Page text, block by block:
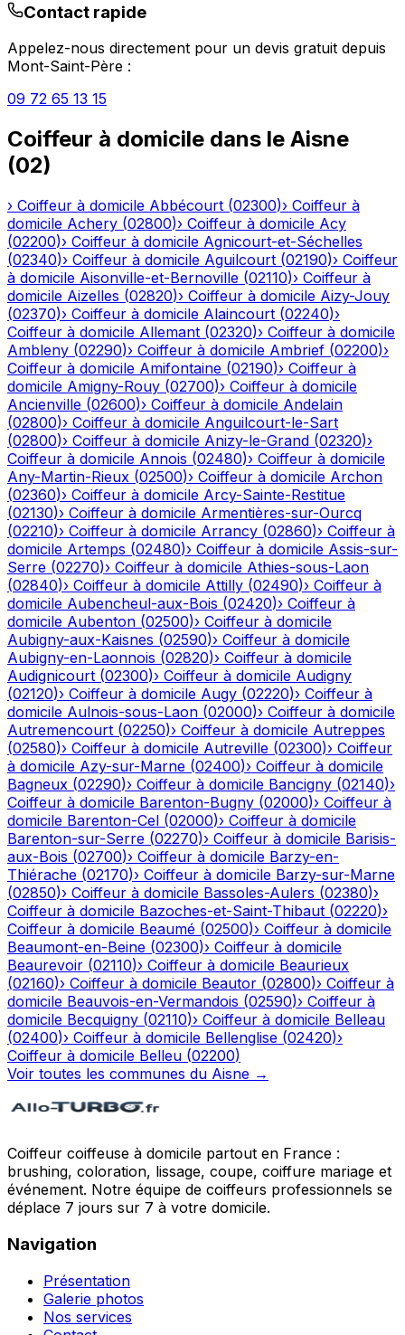
Contact rapide
Appelez-nous directement pour un devis gratuit depuis
Mont-Saint-Père :
09 72 65 13 15
Coiffeur à domicile dans le Aisne
(02)
› Coiffeur à domicile Abbécourt (02300)› Coiffeur à
domicile Achery (02800)› Coiffeur à domicile Acy
(02200)› Coiffeur à domicile Agnicourt-et-Séchelles
(02340)› Coiffeur à domicile Aguilcourt (02190)› Coiffeur
à domicile Aisonville-et-Bernoville (02110)› Coiffeur à
domicile Aizelles (02820)› Coiffeur à domicile Aizy-Jouy
(02370)› Coiffeur à domicile Alaincourt (02240)›
Coiffeur à domicile Allemant (02320)› Coiffeur à domicile
Ambleny (02290)› Coiffeur à domicile Ambrief (02200)›
Coiffeur à domicile Amifontaine (02190)› Coiffeur à
domicile Amigny-Rouy (02700)› Coiffeur à domicile
Ancienville (02600)› Coiffeur à domicile Andelain
(02800)› Coiffeur à domicile Anguilcourt-le-Sart
(02800)› Coiffeur à domicile Anizy-le-Grand (02320)›
Coiffeur à domicile Annois (02480)› Coiffeur à domicile
Any-Martin-Rieux (02500)› Coiffeur à domicile Archon
(02360)› Coiffeur à domicile Arcy-Sainte-Restitue
(02130)› Coiffeur à domicile Armentières-sur-Ourcq
(02210)› Coiffeur à domicile Arrancy (02860)› Coiffeur à
domicile Artemps (02480)› Coiffeur à domicile Assis-sur-
Serre (02270)› Coiffeur à domicile Athies-sous-Laon
(02840)› Coiffeur à domicile Attilly (02490)› Coiffeur à
domicile Aubencheul-aux-Bois (02420)› Coiffeur à
domicile Aubenton (02500)› Coiffeur à domicile
Aubigny-aux-Kaisnes (02590)› Coiffeur à domicile
Aubigny-en-Laonnois (02820)› Coiffeur à domicile
Audignicourt (02300)› Coiffeur à domicile Audigny
(02120)› Coiffeur à domicile Augy (02220)› Coiffeur à
domicile Aulnois-sous-Laon (02000)› Coiffeur à domicile
Autremencourt (02250)› Coiffeur à domicile Autreppes
(02580)› Coiffeur à domicile Autreville (02300)› Coiffeur
à domicile Azy-sur-Marne (02400)› Coiffeur à domicile
Bagneux (02290)› Coiffeur à domicile Bancigny (02140)›
Coiffeur à domicile Barenton-Bugny (02000)› Coiffeur à
domicile Barenton-Cel (02000)› Coiffeur à domicile
Barenton-sur-Serre (02270)› Coiffeur à domicile Barisis-
aux-Bois (02700)› Coiffeur à domicile Barzy-en-
Thiérache (02170)› Coiffeur à domicile Barzy-sur-Marne
(02850)› Coiffeur à domicile Bassoles-Aulers (02380)›
Coiffeur à domicile Bazoches-et-Saint-Thibaut (02220)›
Coiffeur à domicile Beaumé (02500)› Coiffeur à domicile
Beaumont-en-Beine (02300)› Coiffeur à domicile
Beaurevoir (02110)› Coiffeur à domicile Beaurieux
(02160)› Coiffeur à domicile Beautor (02800)› Coiffeur à
domicile Beauvois-en-Vermandois (02590)› Coiffeur à
domicile Becquigny (02110)› Coiffeur à domicile Belleau
(02400)› Coiffeur à domicile Bellenglise (02420)›
Coiffeur à domicile Belleu (02200)
Voir toutes les communes du Aisne →
Coiffeur coiffeuse à domicile partout en France :
brushing, coloration, lissage, coupe, coiffure mariage et
événement. Notre équipe de coiffeurs professionnels se
déplace 7 jours sur 7 à votre domicile.
Navigation
Présentation
Galerie photos
Nos services